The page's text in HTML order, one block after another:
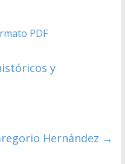
PDF
y
Hernández →